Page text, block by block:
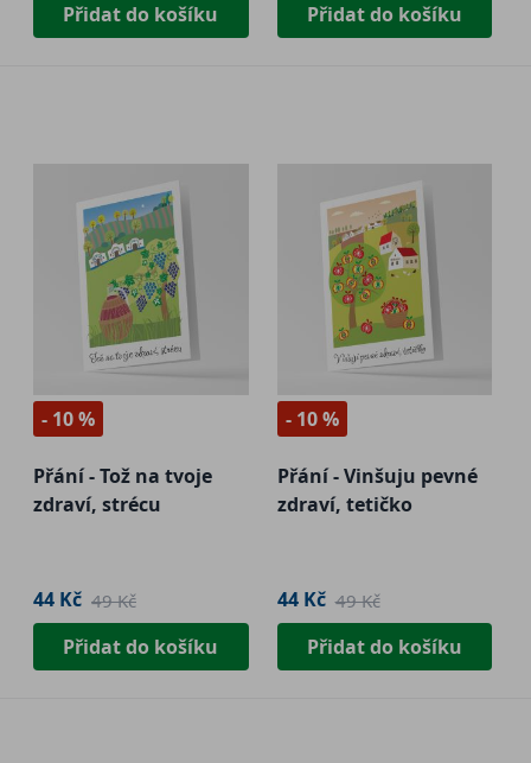
Přidat do košíku Přidat do košíku
- 10 %
Přání - Tož na tvoje
zdraví, strécu
44 Kč 49 Kč
Přidat do košíku
- 10 %
Přání - Vinšuju pevné
zdraví, tetičko
44 Kč 49 Kč
Přidat do košíku